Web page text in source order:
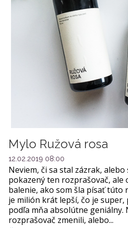
Mylo Ružová rosa
12.02.2019 08:00
Neviem, či sa stal zázrak,
pokazený ten rozprašovač, ale
balenie, ako som šla písať túto
je milión krát lepší, čo je
podľa mňa absolútne geniálny.
rozprašovač zmenili, alebo...